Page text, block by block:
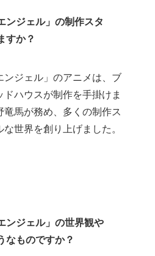
ンジェル」の制作スタ
すか？
ンジェル」のアニメは、ブ
ドハウスが制作を手掛けま
竜馬が務め、多くの制作ス
世界を創り上げました。
ンジェル」の世界観や
なものですか？